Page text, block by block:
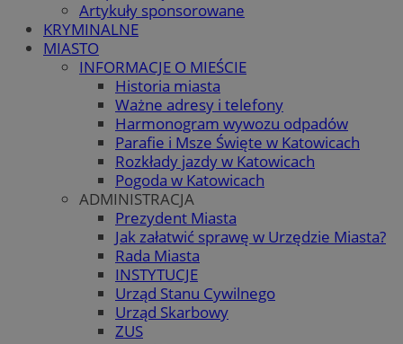
Artykuły sponsorowane
KRYMINALNE
MIASTO
INFORMACJE O MIEŚCIE
Historia miasta
Ważne adresy i telefony
Harmonogram wywozu odpadów
Parafie i Msze Święte w Katowicach
Rozkłady jazdy w Katowicach
Pogoda w Katowicach
ADMINISTRACJA
Prezydent Miasta
Jak załatwić sprawę w Urzędzie Miasta?
Rada Miasta
INSTYTUCJE
Urząd Stanu Cywilnego
Urząd Skarbowy
ZUS